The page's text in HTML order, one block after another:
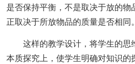
是否保持平衡，不是取决于放的物
正取决于所放物品的质量是否相同。
这样的教学设计，将学生的思
本质探究上，使学生明确对知识的